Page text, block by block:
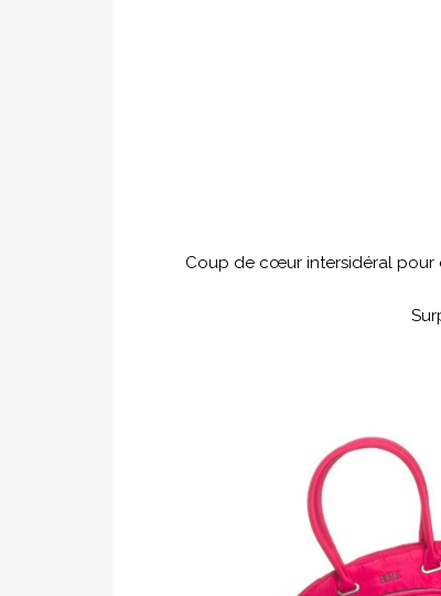
Coup de cœur intersidéral pour